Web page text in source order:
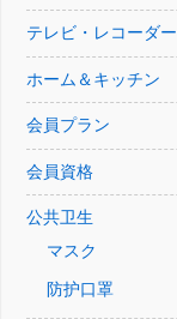
テレビ・レコーダー
ホーム＆キッチン
会員プラン
会員資格
公共卫生
マスク
防护口罩